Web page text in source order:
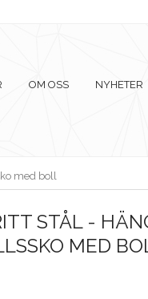
OM OSS NYHETER
med boll
STÅL -
MED